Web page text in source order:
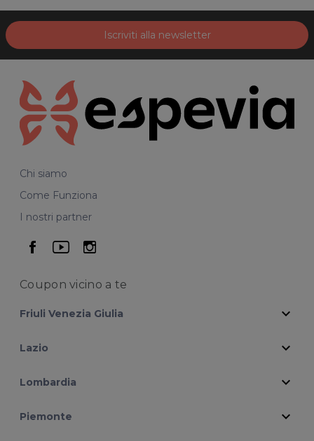
Iscriviti alla newsletter
Chi siamo
Come Funziona
I nostri partner
seguici su facebook
seguici su youtube
seguici su instagram
Coupon vicino a te
Friuli Venezia Giulia expand_more
Lazio expand_more
Lombardia expand_more
Piemonte expand_more